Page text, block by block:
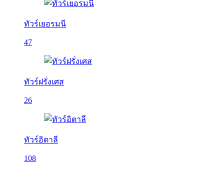
ทัวร์เยอรมนี
47
ทัวร์ฝรั่งเศส
26
ทัวร์อิตาลี
108